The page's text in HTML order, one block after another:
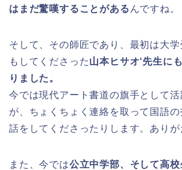
はまだ驚嘆することがある んですね。
そして、その師匠であり、最初は大
もしてくださった山本ヒサオ‘先生に
りました。
今では現代アート書道の旗手として
が、ちょくちょく連絡を取って国語の
話をしてくださったりします。ありが
また、今では公立中学部、そして高